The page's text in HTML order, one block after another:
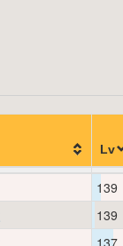
Lv
139
139
137